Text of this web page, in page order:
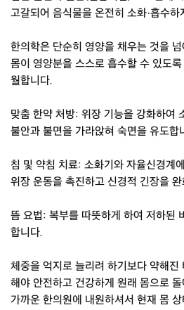
고갈되어 음식물을 온전히 소화·흡수
한의학은 단순히 영양을 채우는 것을 넘
몸이 영양분을 스스로 흡수할 수 있도
월합니다.
맞춤 한약 처방: 위장 기능을 강화하여
불안과 불면을 가라앉혀 숙면을 유도합
침 및 약침 치료: 소화기와 자율신경계
위장 운동을 촉진하고 신경적 긴장을
뜸 요법: 복부를 따뜻하게 하여 저하된
합니다.
체중을 억지로 늘리려 하기보다 약해
해야 안전하고 건강하게 원래 몸으로
가까운 한의원에 내원하셔서 현재 몸